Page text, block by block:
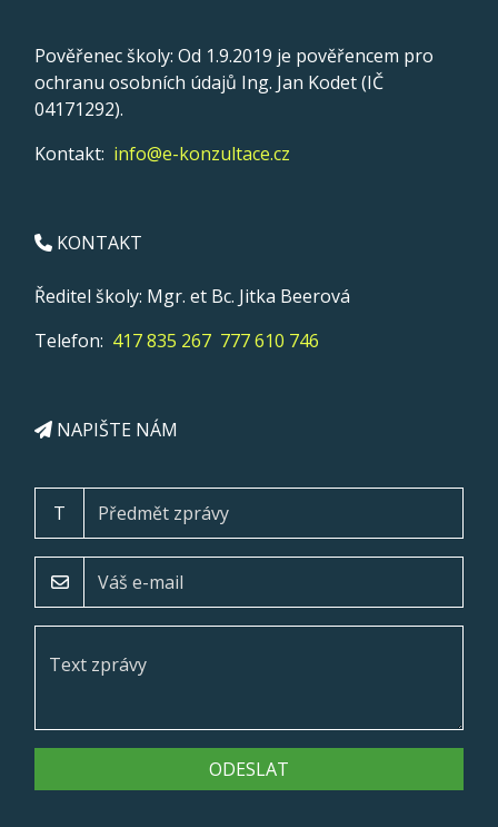
Pověřenec školy: Od 1.9.2019 je pověřencem pro
ochranu osobních údajů Ing. Jan Kodet (IČ
04171292).
Kontakt: info@e-konzultace.cz
KONTAKT
Ředitel školy: Mgr. et Bc. Jitka Beerová
Telefon: 417 835 267 777 610 746
NAPIŠTE NÁM
T
ODESLAT